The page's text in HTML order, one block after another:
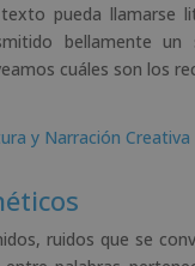
pueda llamarse
bellamente
cuáles son los
y Narración Creativa
ruidos que se